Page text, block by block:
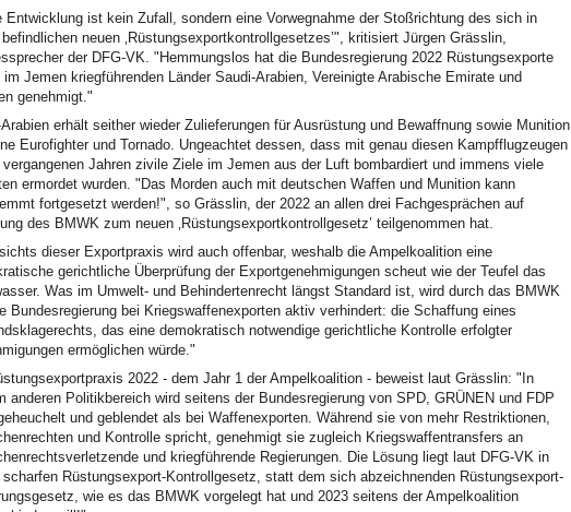
Entwicklung ist kein Zufall, sondern eine Vorwegnahme der Stoßrichtung des sich in
neuen ‚Rüstungsexportkontrollgesetzes’", kritisiert Jürgen Grässlin,
der DFG-VK. "Hemmungslos hat die Bundesregierung 2022 Rüstungsexporte
im Jemen kriegführenden Länder Saudi-Arabien, Vereinigte Arabische Emirate und
genehmigt."
erhält seither wieder Zulieferungen für Ausrüstung und Bewaffnung sowie Munition
Eurofighter und Tornado. Ungeachtet dessen, dass mit genau diesen Kampfflugzeugen
vergangenen Jahren zivile Ziele im Jemen aus der Luft bombardiert und immens viele
ermordet wurden. "Das Morden auch mit deutschen Waffen und Munition kann
fortgesetzt werden!", so Grässlin, der 2022 an allen drei Fachgesprächen auf
des BMWK zum neuen ‚Rüstungsexportkontrollgesetz’ teilgenommen hat.
dieser Exportpraxis wird auch offenbar, weshalb die Ampelkoalition eine
gerichtliche Überprüfung der Exportgenehmigungen scheut wie der Teufel das
Was im Umwelt- und Behindertenrecht längst Standard ist, wird durch das BMWK
Bundesregierung bei Kriegswaffenexporten aktiv verhindert: die Schaffung eines
das eine demokratisch notwendige gerichtliche Kontrolle erfolgter
ermöglichen würde."
2022 - dem Jahr 1 der Ampelkoalition - beweist laut Grässlin: "In
anderen Politikbereich wird seitens der Bundesregierung von SPD, GRÜNEN und FDP
und geblendet als bei Waffenexporten. Während sie von mehr Restriktionen,
und Kontrolle spricht, genehmigt sie zugleich Kriegswaffentransfers an
und kriegführende Regierungen. Die Lösung liegt laut DFG-VK in
scharfen Rüstungsexport-Kontrollgesetz, statt dem sich abzeichnenden Rüstungsexport-
wie es das BMWK vorgelegt hat und 2023 seitens der Ampelkoalition